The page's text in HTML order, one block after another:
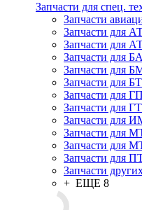
Запчасти для спец.
Запчасти
Запчасти для
Запчасти для
Запчасти для
Запчасти для
Запчасти для
Запчасти для
Запчасти для
Запчасти для
Запчасти для
Запчасти для
Запчасти для
Запчасти
+ ЕЩЕ 8